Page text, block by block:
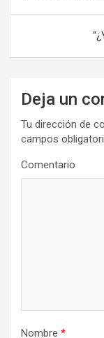
Deja un
Tu dirección de
campos
Comentario
Nombre *